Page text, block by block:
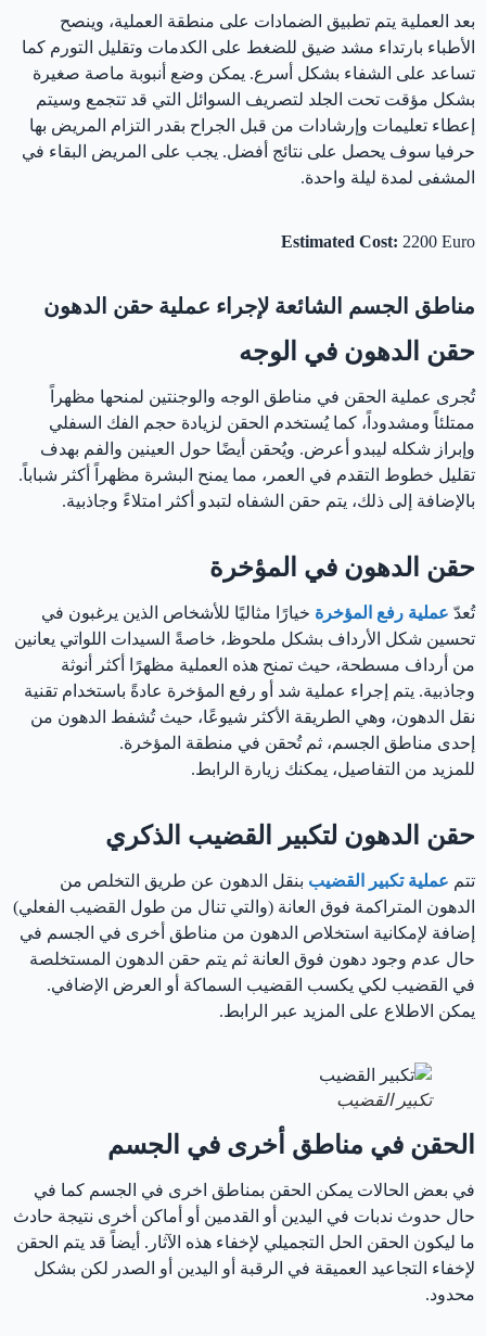
بعد العملية يتم تطبيق الضمادات على منطقة العملية، وينصح
الأطباء بارتداء مشد ضيق للضغط على الكدمات وتقليل التورم كما
تساعد على الشفاء بشكل أسرع. يمكن وضع أنبوبة ماصة صغيرة
بشكل مؤقت تحت الجلد لتصريف السوائل التي قد تتجمع وسيتم
إعطاء تعليمات وإرشادات من قبل الجراح بقدر التزام المريض بها
حرفيا سوف يحصل على نتائج أفضل. يجب على المريض البقاء في
المشفى لمدة ليلة واحدة.
Estimated Cost: 2200 Euro
مناطق الجسم الشائعة لإجراء عملية حقن الدهون
حقن الدهون في الوجه
تُجرى عملية الحقن في مناطق الوجه والوجنتين لمنحها مظهراً
ممتلئاً ومشدوداً، كما يُستخدم الحقن لزيادة حجم الفك السفلي
وإبراز شكله ليبدو أعرض. ويُحقن أيضًا حول العينين والفم بهدف
تقليل خطوط التقدم في العمر، مما يمنح البشرة مظهراً أكثر شباباً.
بالإضافة إلى ذلك، يتم حقن الشفاه لتبدو أكثر امتلاءً وجاذبية.
حقن الدهون في المؤخرة
تُعدّ عملية رفع المؤخرة خيارًا مثاليًا للأشخاص الذين يرغبون في
تحسين شكل الأرداف بشكل ملحوظ، خاصةً السيدات اللواتي يعانين
من أرداف مسطحة، حيث تمنح هذه العملية مظهرًا أكثر أنوثة
وجاذبية. يتم إجراء عملية شد أو رفع المؤخرة عادةً باستخدام تقنية
نقل الدهون، وهي الطريقة الأكثر شيوعًا، حيث تُشفط الدهون من
إحدى مناطق الجسم، ثم تُحقن في منطقة المؤخرة.
للمزيد من التفاصيل، يمكنك زيارة الرابط.
حقن الدهون لتكبير القضيب الذكري
تتم عملية تكبير القضيب بنقل الدهون عن طريق التخلص من
الدهون المتراكمة فوق العانة (والتي تنال من طول القضيب الفعلي)
إضافة لإمكانية استخلاص الدهون من مناطق أخرى في الجسم في
حال عدم وجود دهون فوق العانة ثم يتم حقن الدهون المستخلصة
في القضيب لكي يكسب القضيب السماكة أو العرض الإضافي.
يمكن الاطلاع على المزيد عبر الرابط.
تكبير القضيب
الحقن في مناطق أخرى في الجسم
في بعض الحالات يمكن الحقن بمناطق اخرى في الجسم كما في
حال حدوث ندبات في اليدين أو القدمين أو أماكن أخرى نتيجة حادث
ما ليكون الحقن الحل التجميلي لإخفاء هذه الآثار. أيضاً قد يتم الحقن
لإخفاء التجاعيد العميقة في الرقبة أو اليدين أو الصدر لكن بشكل
محدود.